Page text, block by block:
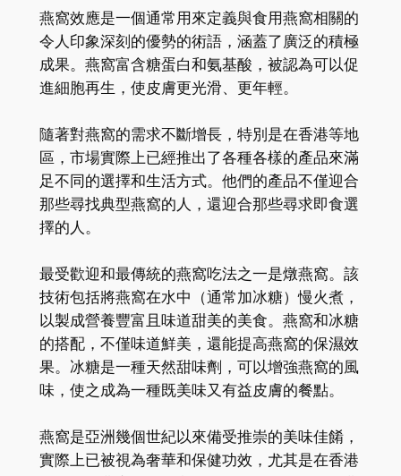
燕窩效應是一個通常用來定義與食用燕窩相關的
令人印象深刻的優勢的術語，涵蓋了廣泛的積極
成果。燕窩富含糖蛋白和氨基酸，被認為可以促
進細胞再生，使皮膚更光滑、更年輕。
隨著對燕窩的需求不斷增長，特別是在香港等地
區，市場實際上已經推出了各種各樣的產品來滿
足不同的選擇和生活方式。他們的產品不僅迎合
那些尋找典型燕窩的人，還迎合那些尋求即食選
擇的人。
最受歡迎和最傳統的燕窩吃法之一是燉燕窩。該
技術包括將燕窩在水中（通常加冰糖）慢火煮，
以製成營養豐富且味道甜美的美食。燕窩和冰糖
的搭配，不僅味道鮮美，還能提高燕窩的保濕效
果。冰糖是一種天然甜味劑，可以增強燕窩的風
味，使之成為一種既美味又有益皮膚的餐點。
燕窩是亞洲幾個世紀以來備受推崇的美味佳餚，
實際上已被視為奢華和保健功效，尤其是在香港